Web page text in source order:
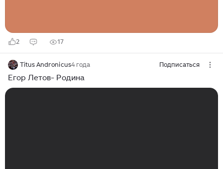
2 17
Titus Andronicus4 года Подписаться
Егор Летов- Родина